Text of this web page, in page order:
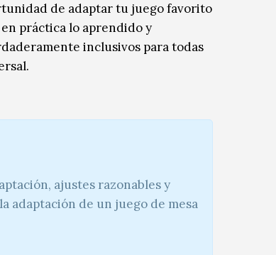
de adaptar tu juego favorito
práctica lo aprendido y
inclusivos para todas
ajustes razonables y
adaptación de un juego de mesa